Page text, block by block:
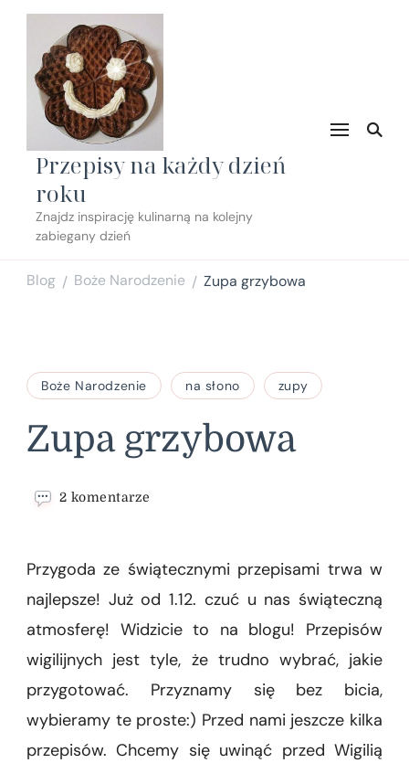
Przepisy na każdy dzień
roku
Znajdz inspirację kulinarną na kolejny
zabiegany dzień
Blog / Boże Narodzenie / Zupa grzybowa
Boże Narodzenie na słono zupy
Zupa grzybowa
2 komentarze
Przygoda ze świątecznymi przepisami trwa w
najlepsze! Już od 1.12. czuć u nas świąteczną
atmosferę! Widzicie to na blogu! Przepisów
wigilijnych jest tyle, że trudno wybrać, jakie
przygotować. Przyznamy się bez bicia,
wybieramy te proste:) Przed nami jeszcze kilka
przepisów. Chcemy się uwinąć przed Wigilią